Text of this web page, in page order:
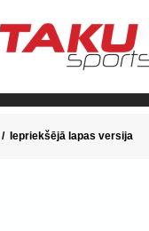
/ Iepriekšējā lapas versija